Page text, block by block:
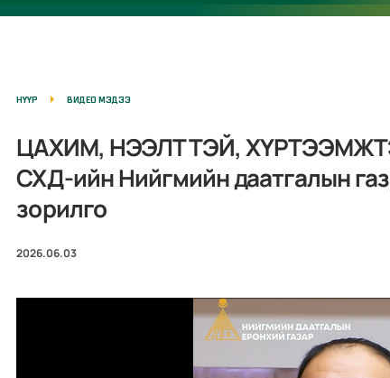
НҮҮР ВИДЕО МЭДЭЭ
ЦАХИМ, НЭЭЛТТЭЙ,
СХД-ийн Нийгмийн даатгалын
зорилго
2026.06.03